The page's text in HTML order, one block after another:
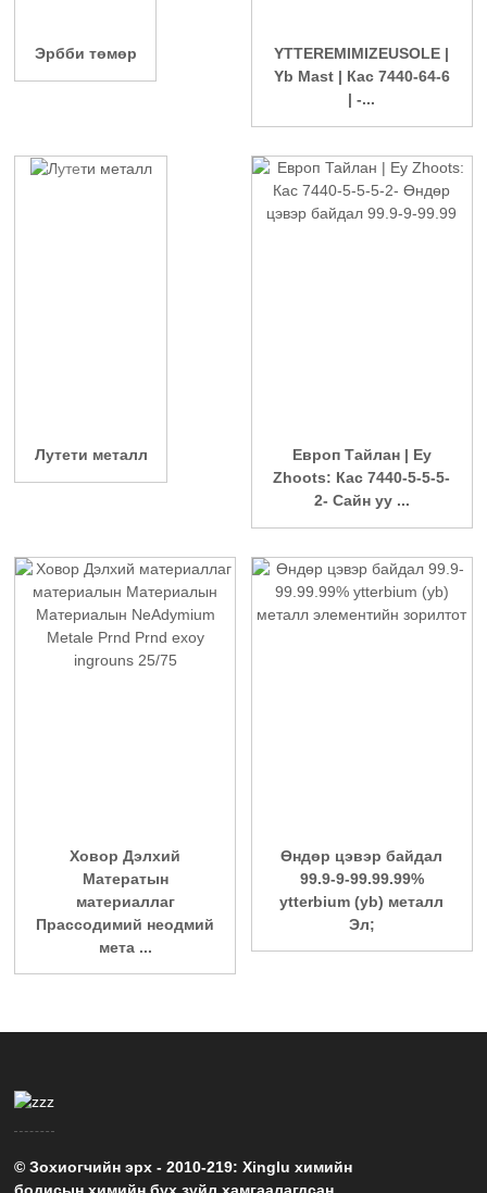
Эрбби төмөр
YTTEREMIMIZEUSOLE |
Yb Mast | Кас 7440-64-6
| -...
Лутети металл
Европ Тайлан | Еу
Zhoots: Кас 7440-5-5-5-
2- Сайн уу ...
Ховор Дэлхий
Матератын
материаллаг
Прассодимий неодмий
мета ...
Өндөр цэвэр байдал
99.9-9-99.99.99%
ytterbium (yb) металл
Эл;
© Зохиогчийн эрх - 2010-219: Xinglu химийн
бодисын химийн бүх зүйл хамгаалагдсан.